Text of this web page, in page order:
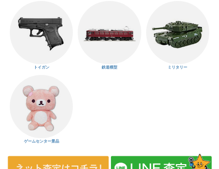
トイガン 鉄道模型 ミリタリー
ゲームセンター景品